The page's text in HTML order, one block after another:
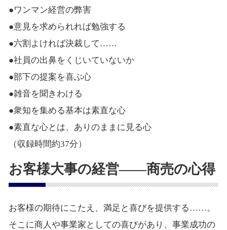
●ワンマン経営の弊害
●意見を求められれば勉強する
●六割よければ決裁して……
●社員の出鼻をくじいていないか
●部下の提案を喜ぶ心
●雑音を聞きわける
●衆知を集める基本は素直な心
●素直な心とは、ありのままに見る心
（収録時間約37分）
お客様大事の経営――商売の心得
お客様の期待にこたえ、満足と喜びを提供する……。
そこに商人や事業家としての喜びがあり、事業成功の